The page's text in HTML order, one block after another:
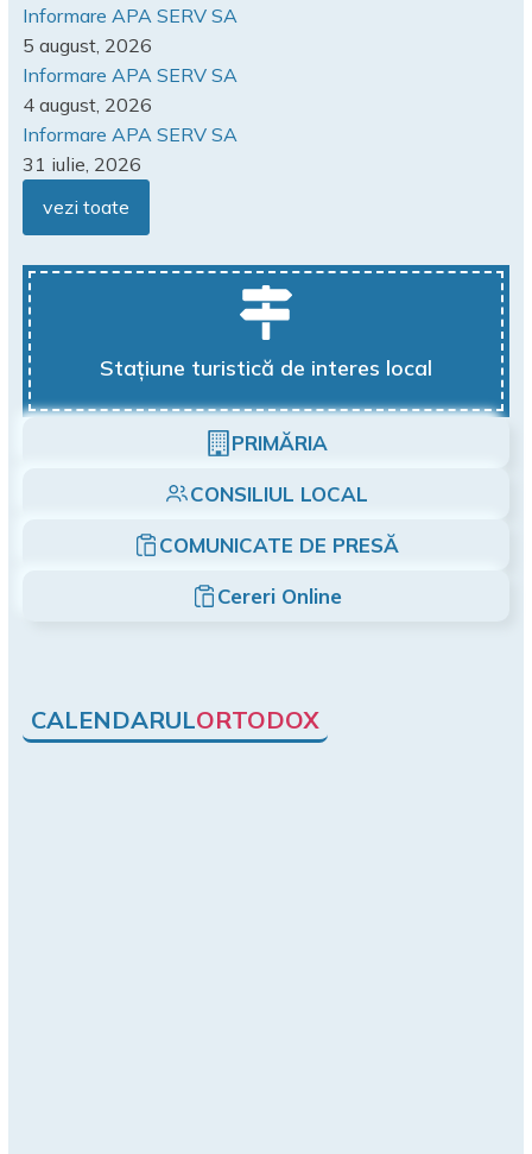
Informare APA SERV SA
5 august, 2026
Informare APA SERV SA
4 august, 2026
Informare APA SERV SA
31 iulie, 2026
vezi toate
Stațiune turistică de interes local
PRIMĂRIA
CONSILIUL LOCAL
COMUNICATE DE PRESĂ
Cereri Online
CALENDARULORTODOX